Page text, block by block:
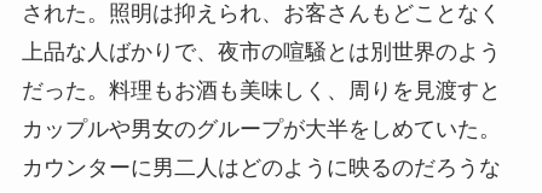
された。照明は抑えられ、お客さんもどことなく
上品な人ばかりで、夜市の喧騒とは別世界のよう
だった。料理もお酒も美味しく、周りを見渡すと
カップルや男女のグループが大半をしめていた。
カウンターに男二人はどのように映るのだろうな